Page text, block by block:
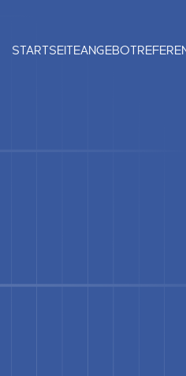
STARTSEITEANGEBOT